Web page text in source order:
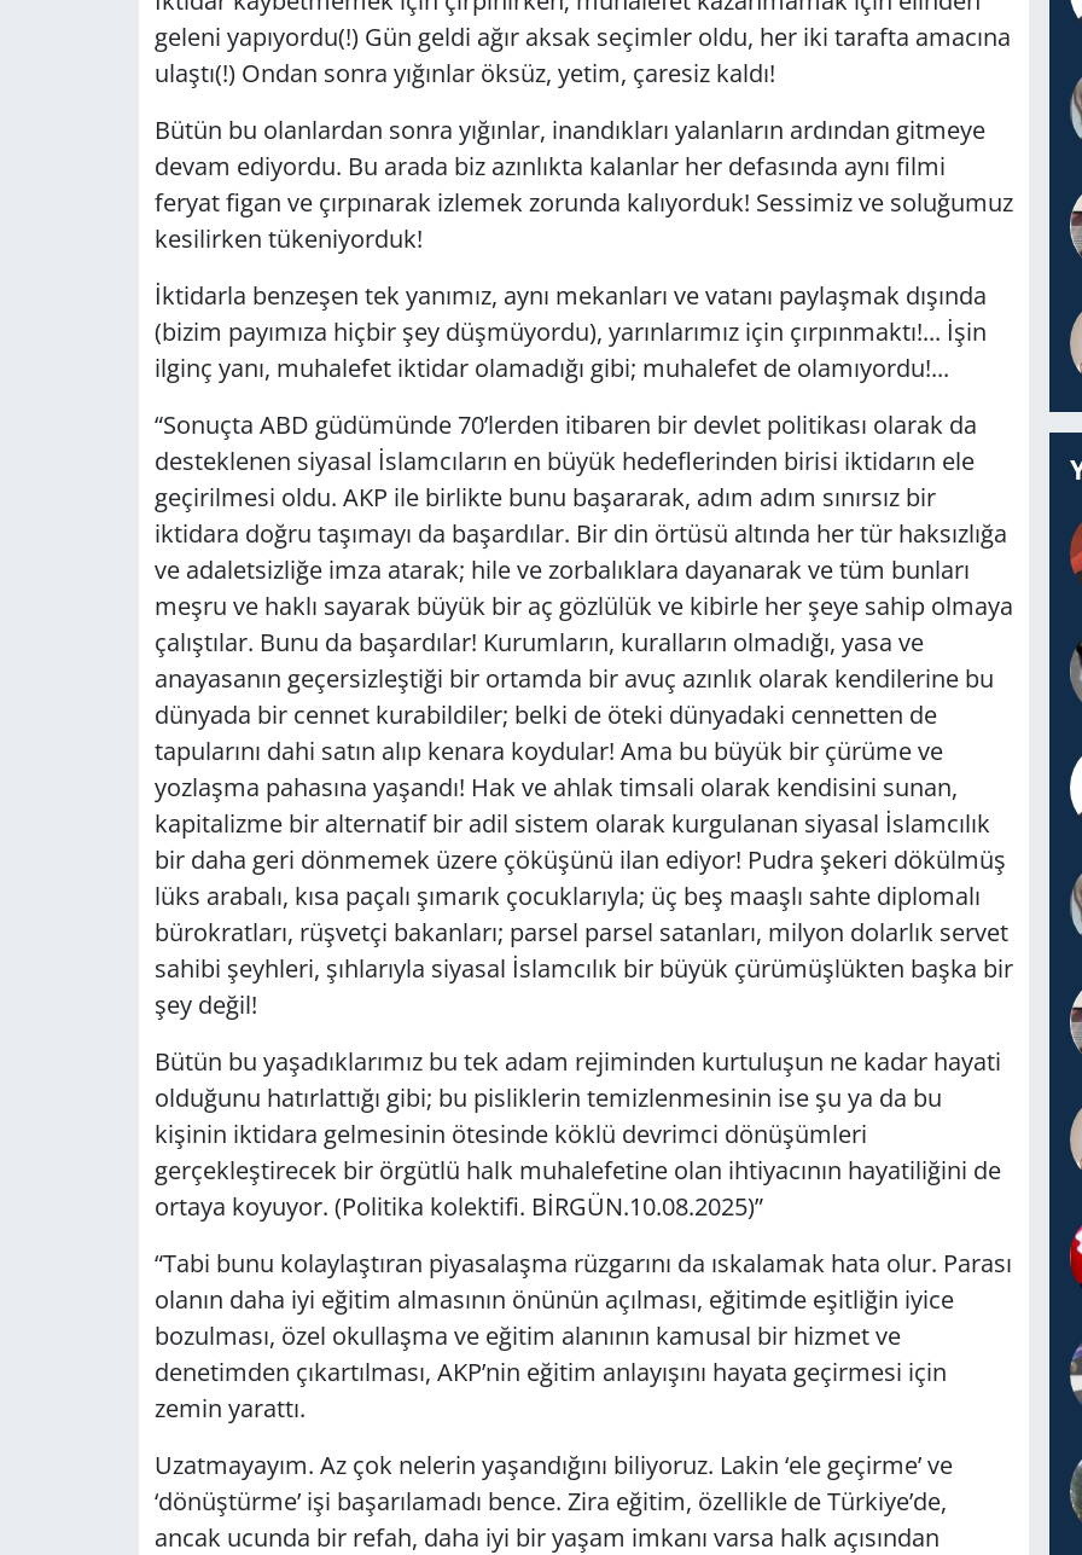
geleni yapıyordu(!) Gün geldi ağır aksak seçimler oldu, her iki tarafta amacına
ulaştı(!) Ondan sonra yığınlar öksüz, yetim, çaresiz kaldı!
Bütün bu olanlardan sonra yığınlar, inandıkları yalanların ardından gitmeye
devam ediyordu. Bu arada biz azınlıkta kalanlar her defasında aynı filmi
feryat figan ve çırpınarak izlemek zorunda kalıyorduk! Sessimiz ve soluğumuz
kesilirken tükeniyorduk!
İktidarla benzeşen tek yanımız, aynı mekanları ve vatanı paylaşmak dışında
(bizim payımıza hiçbir şey düşmüyordu), yarınlarımız için çırpınmaktı!... İşin
ilginç yanı, muhalefet iktidar olamadığı gibi; muhalefet de olamıyordu!...
“Sonuçta ABD güdümünde 70’lerden itibaren bir devlet politikası olarak da
desteklenen siyasal İslamcıların en büyük hedeflerinden birisi iktidarın ele
geçirilmesi oldu. AKP ile birlikte bunu başararak, adım adım sınırsız bir
iktidara doğru taşımayı da başardılar. Bir din örtüsü altında her tür haksızlığa
ve adaletsizliğe imza atarak; hile ve zorbalıklara dayanarak ve tüm bunları
meşru ve haklı sayarak büyük bir aç gözlülük ve kibirle her şeye sahip olmaya
çalıştılar. Bunu da başardılar! Kurumların, kuralların olmadığı, yasa ve
anayasanın geçersizleştiği bir ortamda bir avuç azınlık olarak kendilerine bu
dünyada bir cennet kurabildiler; belki de öteki dünyadaki cennetten de
tapularını dahi satın alıp kenara koydular! Ama bu büyük bir çürüme ve
yozlaşma pahasına yaşandı! Hak ve ahlak timsali olarak kendisini sunan,
kapitalizme bir alternatif bir adil sistem olarak kurgulanan siyasal İslamcılık
bir daha geri dönmemek üzere çöküşünü ilan ediyor! Pudra şekeri dökülmüş
lüks arabalı, kısa paçalı şımarık çocuklarıyla; üç beş maaşlı sahte diplomalı
bürokratları, rüşvetçi bakanları; parsel parsel satanları, milyon dolarlık servet
sahibi şeyhleri, şıhlarıyla siyasal İslamcılık bir büyük çürümüşlükten başka bir
şey değil!
Bütün bu yaşadıklarımız bu tek adam rejiminden kurtuluşun ne kadar hayati
olduğunu hatırlattığı gibi; bu pisliklerin temizlenmesinin ise şu ya da bu
kişinin iktidara gelmesinin ötesinde köklü devrimci dönüşümleri
gerçekleştirecek bir örgütlü halk muhalefetine olan ihtiyacının hayatiliğini de
ortaya koyuyor. (Politika kolektifi. BİRGÜN.10.08.2025)”
“Tabi bunu kolaylaştıran piyasalaşma rüzgarını da ıskalamak hata olur. Parası
olanın daha iyi eğitim almasının önünün açılması, eğitimde eşitliğin iyice
bozulması, özel okullaşma ve eğitim alanının kamusal bir hizmet ve
denetimden çıkartılması, AKP’nin eğitim anlayışını hayata geçirmesi için
zemin yarattı.
Uzatmayayım. Az çok nelerin yaşandığını biliyoruz. Lakin ‘ele geçirme’ ve
‘dönüştürme’ işi başarılamadı bence. Zira eğitim, özellikle de Türkiye’de,
ancak ucunda bir refah, daha iyi bir yaşam imkanı varsa halk açısından
GÜNDEM
KÜLTÜR SANAT
MAGAZİN
POLİTİKA
RESMİ İLANLAR